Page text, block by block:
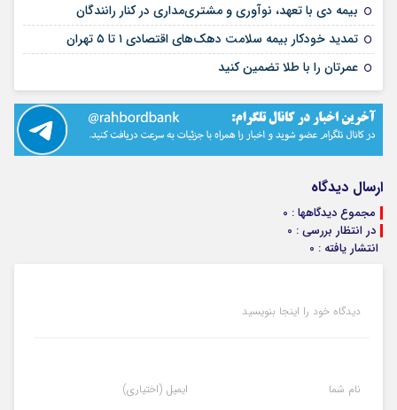
بیمه دی با تعهد، نوآوری و مشتری‌مداری در کنار رانندگان
تمدید خودکار بیمه سلامت دهک‌های اقتصادی ۱ تا ۵ تهران
عمرتان را با طلا تضمین کنید
ارسال دیدگاه
مجموع دیدگاهها : 0
در انتظار بررسی : 0
انتشار یافته : 0
دیدگاه خود را اینجا بنویسید
نام شما ایمیل (اختیاری)